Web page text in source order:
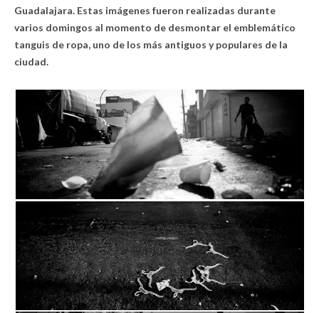
Guadalajara. Estas imágenes fueron realizadas durante
varios domingos al momento de desmontar el emblemático
tanguis de ropa, uno de los más antiguos y populares de la
ciudad.